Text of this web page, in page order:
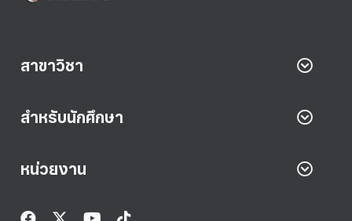
สาขาวิชา
สำหรับนักศึกษา
หน่วยงาน